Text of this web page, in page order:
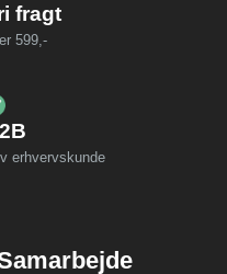
fragt
599,-
erhvervskunde